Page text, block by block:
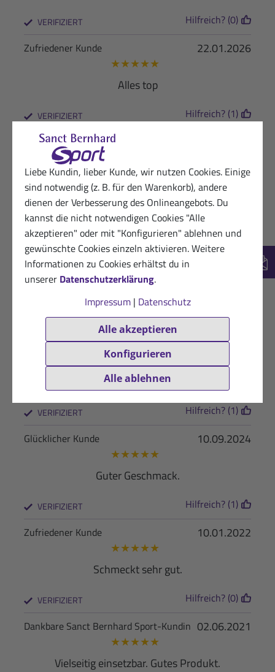
Liebe Kundin, lieber Kunde, wir nutzen Cookies. Einige
sind notwendig (z. B. für den Warenkorb), andere
dienen der Verbesserung des Onlineangebots. Du
kannst die nicht notwendigen Cookies "Alle
akzeptieren" oder mit "Konfigurieren" ablehnen und
gewünschte Cookies einzeln aktivieren. Weitere
Informationen zu Cookies erhältst du in
unserer Datenschutzerklärung.
Impressum| Datenschutz
Alle akzeptieren
Konfigurieren
Alle ablehnen
VERIFIZIERT Hilfreich? (0)
22.01.2026
Zufriedener Kunde
★★★★★
Alles top
VERIFIZIERT Hilfreich? (1)
Kundin von Sanct Bernhard Sport
es wirkt nicht oder nicht genug
VERIFIZIERT Hilfreich? (0)
06.01.2026
Begeisterte Kundin
★★★★★
mache ich mir täglich als Mandelmilchschake
Hilfreich? (1)
★★★★★
Guter Geschmack und nicht süß Leider etwas
teuer
VERIFIZIERT Hilfreich? (1)
10.09.2024
Glücklicher Kunde
★★★★★
Guter Geschmack.
VERIFIZIERT Hilfreich? (1)
10.01.2022
Zufriedener Kunde
★★★★★
Schmeckt sehr gut.
VERIFIZIERT Hilfreich? (0)
02.06.2021
Dankbare Sanct Bernhard Sport-Kundin
★★★★★
Vielseitig einsetzbar. Gutes Produkt.